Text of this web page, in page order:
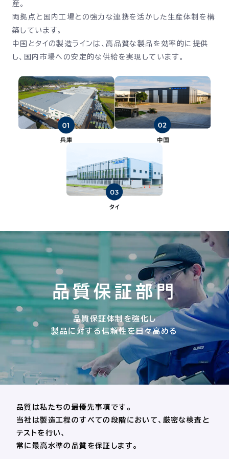
産。
両拠点と国内工場との強力な連携を活かした生産体制を構
築しています。
中国とタイの製造ラインは、高品質な製品を効率的に提供
し、国内市場への安定的な供給を実現しています。
品質保証部門
品質保証体制を強化し
製品に対する信頼性を日々高める
品質は私たちの最優先事項です。
当社は製造工程のすべての段階において、厳密な検査と
テストを行い、
常に最高水準の品質を保証します。